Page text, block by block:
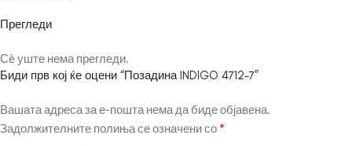
Прегледи
Сè уште нема прегледи.
Биди прв кој ќе оцени “Позадина INDIGO 4712-7”
Вашата адреса за е-пошта нема да биде објавена.
Задолжителните полиња се означени со*